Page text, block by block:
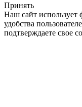
Принять
Наш сайт использует
удобства
подтверждаете свое